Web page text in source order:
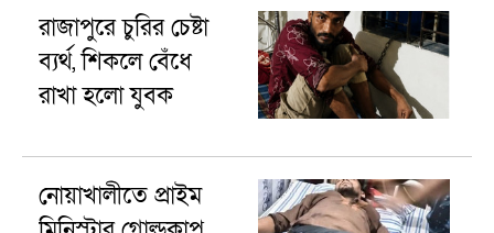
রাজাপুরে চুরির চেষ্টা
ব্যর্থ, শিকলে বেঁধে
রাখা হলো যুবক
নোয়াখালীতে প্রাইম